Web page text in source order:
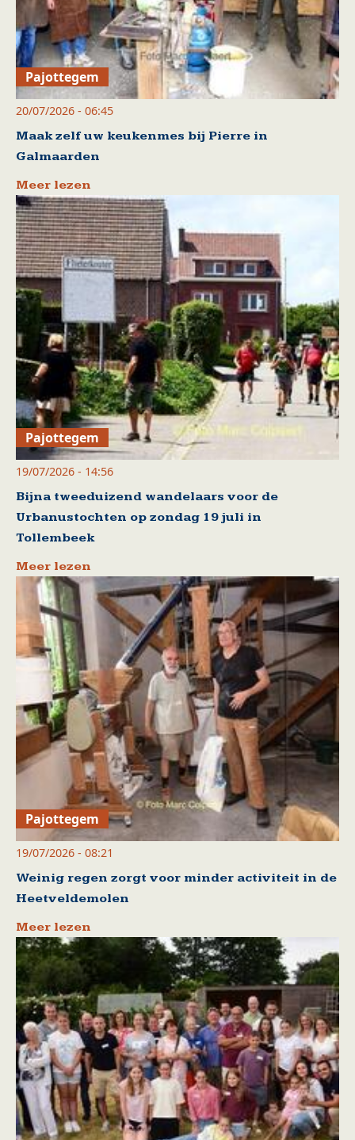
Pajottegem
20/07/2026 - 06:45
Maak zelf uw keukenmes bij Pierre in
Galmaarden
Meer lezen
Pajottegem
19/07/2026 - 14:56
Bijna tweeduizend wandelaars voor de
Urbanustochten op zondag 19 juli in
Tollembeek
Meer lezen
Pajottegem
19/07/2026 - 08:21
Weinig regen zorgt voor minder activiteit in de
Heetveldemolen
Meer lezen